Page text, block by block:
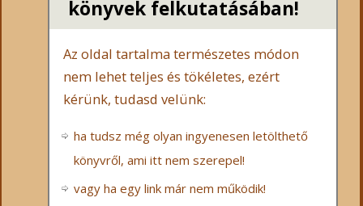
könyvek felkutatásában!
Az oldal tartalma természetes módon
nem lehet teljes és tökéletes, ezért
kérünk, tudasd velünk:
ha tudsz még olyan ingyenesen letölthető
könyvről, ami itt nem szerepel!
vagy ha egy link már nem működik!